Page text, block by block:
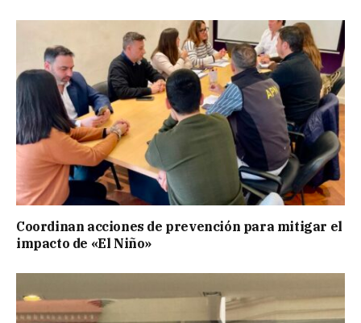
Coordinan acciones de prevención para mitigar el
impacto de «El Niño»